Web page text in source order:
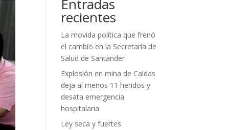
Entradas
recientes
La movida política que frenó
el cambio en la Secretaría de
Salud de Santander
Explosión en mina de Caldas
deja al menos 11 heridos y
desata emergencia
hospitalaria
Ley seca y fuertes